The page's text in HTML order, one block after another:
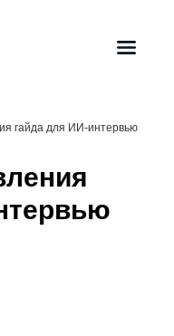
гайда для ИИ-интервью